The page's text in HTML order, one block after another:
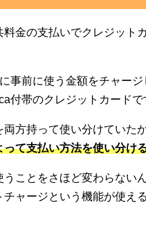
金の支払いでクレジット
事前に使う金額をチャー
付帯のクレジットカードで
方持って使い分けていた
て支払い方法を使い分け
ことをさほど変わらない
ャージという機能が使え